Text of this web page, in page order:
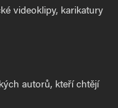
videoklipy, karikatury
autorů, kteří chtějí